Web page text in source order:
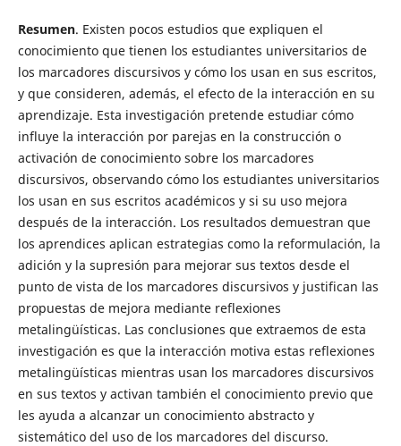
Resumen. Existen pocos estudios que expliquen el
conocimiento que tienen los estudiantes universitarios de
los marcadores discursivos y cómo los usan en sus escritos,
y que consideren, además, el efecto de la interacción en su
aprendizaje. Esta investigación pretende estudiar cómo
influye la interacción por parejas en la construcción o
activación de conocimiento sobre los marcadores
discursivos, observando cómo los estudiantes universitarios
los usan en sus escritos académicos y si su uso mejora
después de la interacción. Los resultados demuestran que
los aprendices aplican estrategias como la reformulación, la
adición y la supresión para mejorar sus textos desde el
punto de vista de los marcadores discursivos y justifican las
propuestas de mejora mediante reflexiones
metalingüísticas. Las conclusiones que extraemos de esta
investigación es que la interacción motiva estas reflexiones
metalingüísticas mientras usan los marcadores discursivos
en sus textos y activan también el conocimiento previo que
les ayuda a alcanzar un conocimiento abstracto y
sistemático del uso de los marcadores del discurso.